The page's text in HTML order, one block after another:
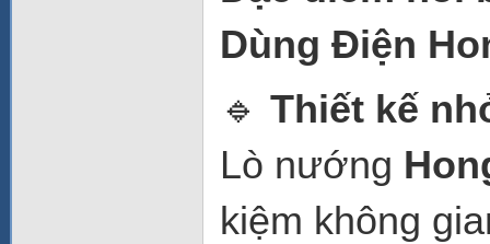
Dùng Điện
🔹 Thiết kế
Lò nướng
kiệm không